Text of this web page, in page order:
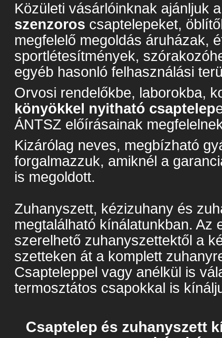
Közületi vásárlóinknak ajánljuk
szenzoros csaptelepeket,
megfelelő megoldás áruházak,
sportlétesítmények,
egyéb hasonló felhasználási
Orvosi rendelőkbe, laborokba,
könyökkel nyitható csaptelep
ÁNTSZ előírásainak
Kizárólag neves, megbízható
forgalmazzuk, amiknél a
is megoldott.
Zuhanyszett, kézizuhany és
megtalálható kínálatunkban. Az
szerelhető zuhanyszettektől a
szetteken át a komplett
Csapteleppel vagy anélkül is
termosztátos csapokkal is
Csaptelep és zuhanyszett